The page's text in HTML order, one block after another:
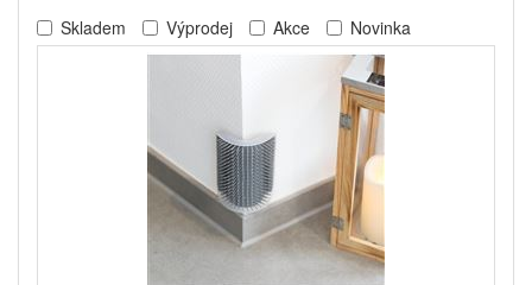
Skladem Výprodej Akce Novinka